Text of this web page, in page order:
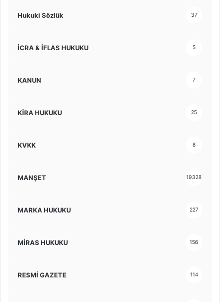
Hukuki Sözlük 37
İCRA & İFLAS HUKUKU 5
KANUN 7
KİRA HUKUKU 25
KVKK 8
MANŞET 19328
MARKA HUKUKU 227
MİRAS HUKUKU 156
RESMİ GAZETE 114